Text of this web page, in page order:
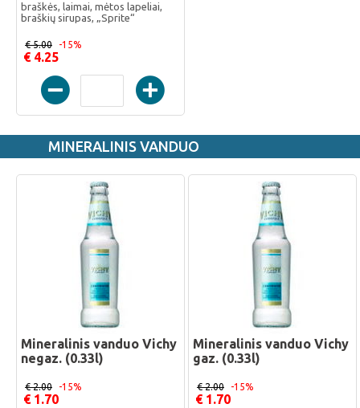
braškės, laimai, mėtos lapeliai,
braškių sirupas, „Sprite“
€ 4.25
€ 5.00 -15%
MINERALINIS VANDUO
Mineralinis vanduo Vichy
negaz. (0.33l)
€ 1.70
€ 2.00 -15%
Mineralinis vanduo Vichy
gaz. (0.33l)
€ 1.70
€ 2.00 -15%